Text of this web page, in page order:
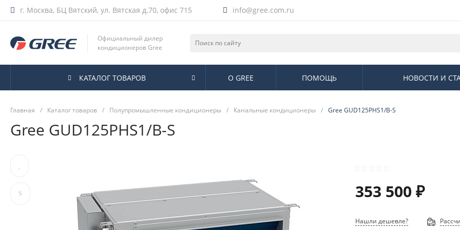
г. Москва, БЦ Вятский, ул. Вятская д.70, офис 715 info@gree.com.ru
Официальный дилер
кондиционеров Gree
КАТАЛОГ ТОВАРОВ О GREE ПОМОЩЬ НОВОСТИ И
Главная / Каталог товаров / Полупромышленные кондиционеры / Канальные кондиционеры / Gree GUD125PHS1/B-S
Gree GUD125PHS1/B-S
353 500 ₽
Нашли дешевле?